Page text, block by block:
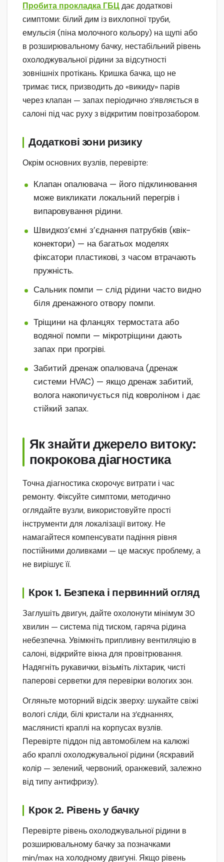
Пробита прокладка ГБЦдає додаткові
симптоми: білий дим із вихлопної труби,
емульсія (піна молочного кольору) на щупі або
в розширювальному бачку, нестабільний рівень
охолоджувальної рідини за відсутності
зовнішніх протікань. Кришка бачка, що не
тримає тиск, призводить до «викиду» парів
через клапан — запах періодично з’являється в
салоні під час руху з відкритим повітрозабором.
Додаткові зони ризику
Окрім основних вузлів, перевірте:
Клапан опалювача — його підклинювання
може викликати локальний перегрів і
випаровування рідини.
Швидкоз’ємні з’єднання патрубків (квік-
конектори) — на багатьох моделях
фіксатори пластикові, з часом втрачають
пружність.
Сальник помпи — слід рідини часто видно
біля дренажного отвору помпи.
Тріщини на фланцях термостата або
водяної помпи — мікротріщини дають
запах при прогріві.
Забитий дренаж опалювача (дренаж
системи HVAC) — якщо дренаж забитий,
волога накопичується під ковроліном і дає
стійкий запах.
Як знайти джерело витоку:
покрокова діагностика
Точна діагностика скорочує витрати і час
ремонту. Фіксуйте симптоми, методично
оглядайте вузли, використовуйте прості
інструменти для локалізації витоку. Не
намагайтеся компенсувати падіння рівня
постійними доливками — це маскує проблему, а
не вирішує її.
Крок 1. Безпека і первинний огляд
Заглушіть двигун, дайте охолонути мінімум 30
хвилин — система під тиском, гаряча рідина
небезпечна. Увімкніть припливну вентиляцію в
салоні, відкрийте вікна для провітрювання.
Надягніть рукавички, візьміть ліхтарик, чисті
паперові серветки для перевірки вологих зон.
Огляньте моторний відсік зверху: шукайте свіжі
вологі сліди, білі кристали на з’єднаннях,
маслянисті краплі на корпусах вузлів.
Перевірте піддон під автомобілем на калюжі
або краплі охолоджувальної рідини (яскравий
колір — зелений, червоний, оранжевий, залежно
від типу антифризу).
Крок 2. Рівень у бачку
Перевірте рівень охолоджувальної рідини в
розширювальному бачку за позначками
min/max на холодному двигуні. Якщо рівень